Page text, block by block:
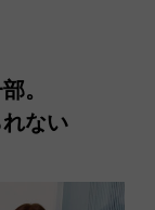
。
ない